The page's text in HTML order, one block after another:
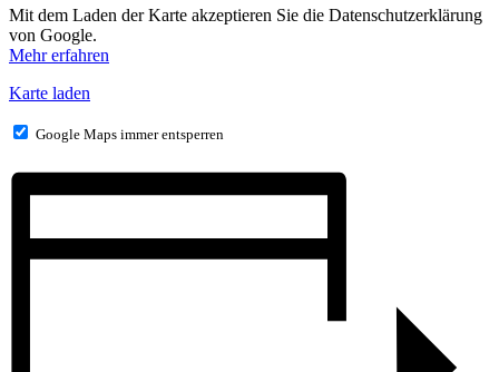
Mit dem Laden der Karte akzeptieren Sie die Datenschutzerklärung
von Google.
Mehr erfahren
Karte laden
Google Maps immer entsperren